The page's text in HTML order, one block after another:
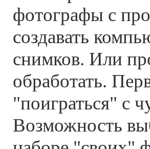
фотографы с
создавать
снимков. Или
обработать.
"поиграться" с
Возможность